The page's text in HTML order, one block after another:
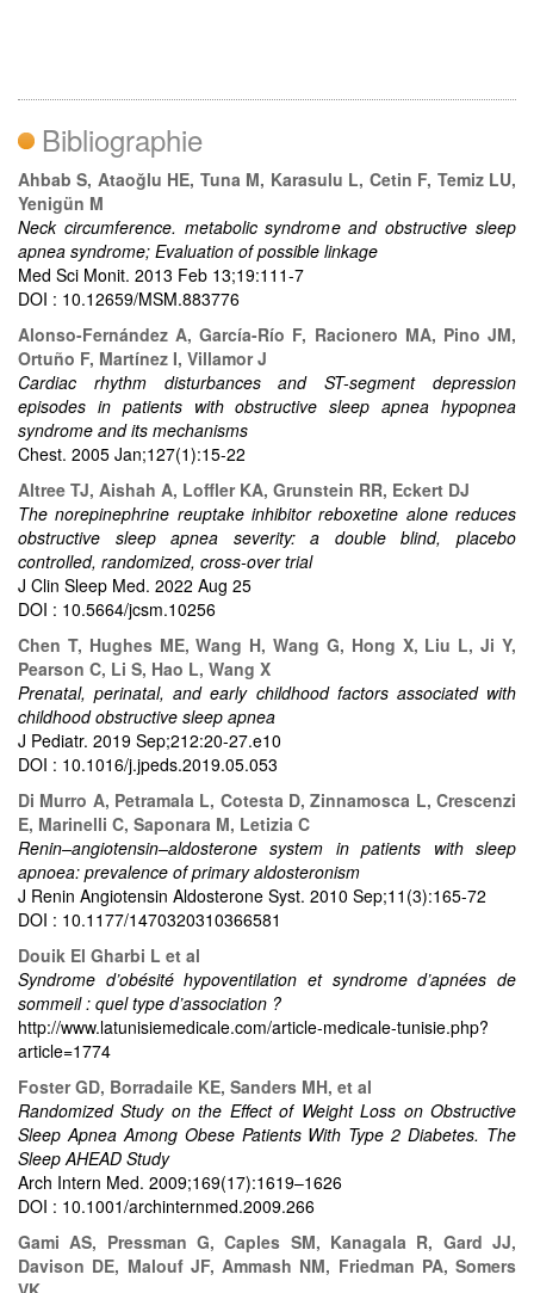
Bibliographie
Ahbab S, Ataoğlu HE, Tuna M, Karasulu L, Cetin F, Temiz LU,
Yenigün M
Neck circumference. metabolic syndrome and obstructive sleep
apnea syndrome; Evaluation of possible linkage
Med Sci Monit. 2013 Feb 13;19:111-7
DOI : 10.12659/MSM.883776
Alonso-Fernández A, García-Río F, Racionero MA, Pino JM,
Ortuño F, Martínez I, Villamor J
Cardiac rhythm disturbances and ST-segment depression
episodes in patients with obstructive sleep apnea hypopnea
syndrome and its mechanisms
Chest. 2005 Jan;127(1):15-22
Altree TJ, Aishah A, Loffler KA, Grunstein RR, Eckert DJ
The norepinephrine reuptake inhibitor reboxetine alone reduces
obstructive sleep apnea severity: a double blind, placebo
controlled, randomized, cross-over trial
J Clin Sleep Med. 2022 Aug 25
DOI : 10.5664/jcsm.10256
Chen T, Hughes ME, Wang H, Wang G, Hong X, Liu L, Ji Y,
Pearson C, Li S, Hao L, Wang X
Prenatal, perinatal, and early childhood factors associated with
childhood obstructive sleep apnea
J Pediatr. 2019 Sep;212:20-27.e10
DOI : 10.1016/j.jpeds.2019.05.053
Di Murro A, Petramala L, Cotesta D, Zinnamosca L, Crescenzi
E, Marinelli C, Saponara M, Letizia C
Renin–angiotensin–aldosterone system in patients with sleep
apnoea: prevalence of primary aldosteronism
J Renin Angiotensin Aldosterone Syst. 2010 Sep;11(3):165-72
DOI : 10.1177/1470320310366581
Douik El Gharbi L et al
Syndrome d’obésité hypoventilation et syndrome d’apnées de
sommeil : quel type d’association ?
http://www.latunisiemedicale.com/article-medicale-tunisie.php?
article=1774
Foster GD, Borradaile KE, Sanders MH, et al
Randomized Study on the Effect of Weight Loss on Obstructive
Sleep Apnea Among Obese Patients With Type 2 Diabetes. The
Sleep AHEAD Study
Arch Intern Med. 2009;169(17):1619–1626
DOI : 10.1001/archinternmed.2009.266
Gami AS, Pressman G, Caples SM, Kanagala R, Gard JJ,
Davison DE, Malouf JF, Ammash NM, Friedman PA, Somers